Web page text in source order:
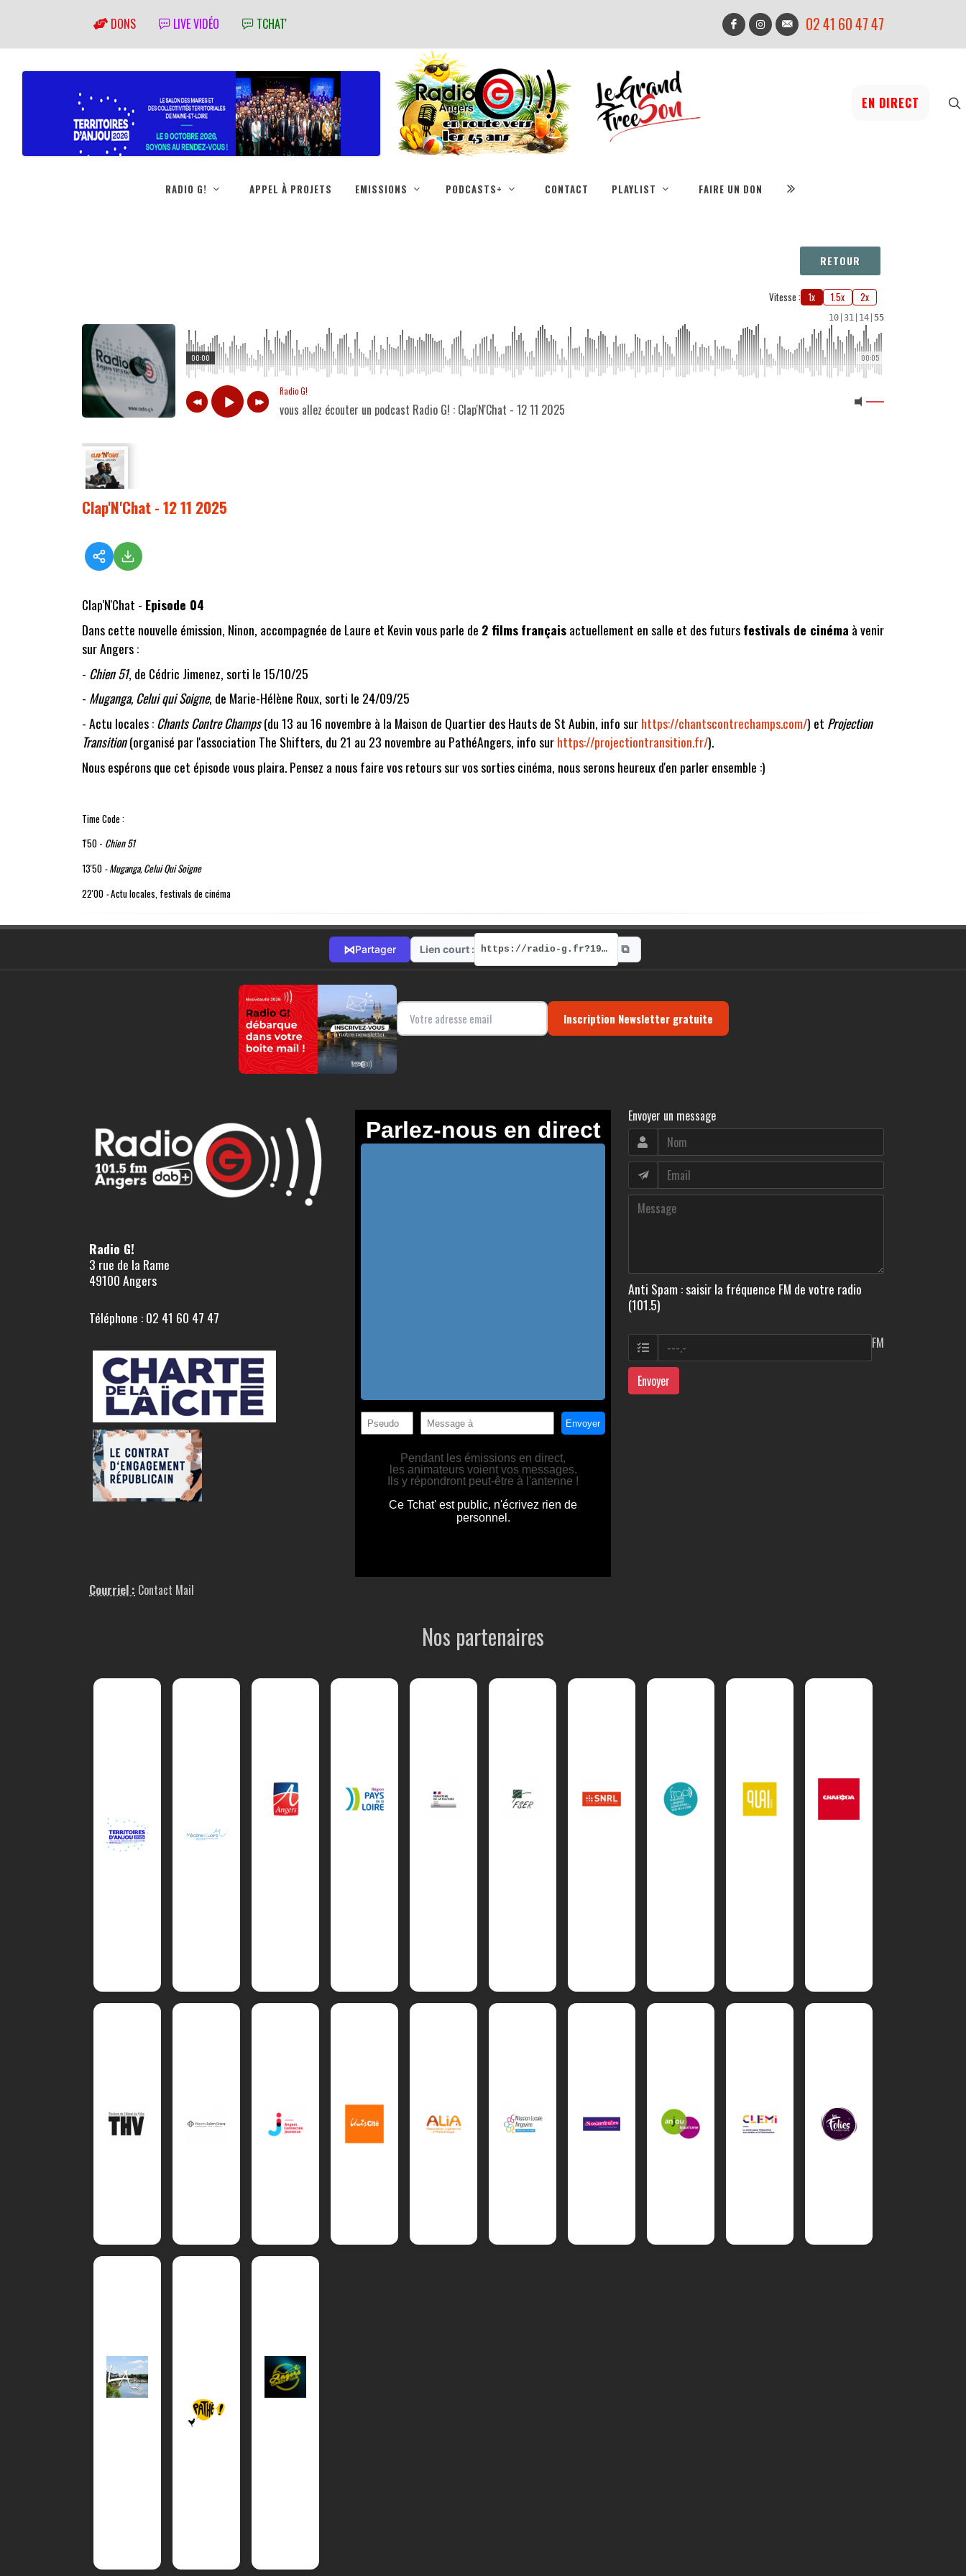
DONS LIVE VIDÉO TCHAT' 02 41 60 47 47
EN DIRECT
RADIO G! APPEL À PROJETS EMISSIONS PODCASTS+ CONTACT PLAYLIST FAIRE UN DON
RETOUR
Vitesse : 1x 1.5x 2x
10 31 14 55
00:05
00:00
Radio G!
vous allez écouter un podcast Radio G! : Clap'N'Chat - 12 11 2025
Clap'N'Chat - 12 11 2025
Clap'N'Chat - Episode 04
Dans cette nouvelle émission, Ninon, accompagnée de Laure et Kevin vous parle de 2 filmsfrançaisactuellement en salle et des futursfestivals de cinéma à venir
sur Angers :
- Chien 51, de Cédric Jimenez, sorti le 15/10/25
- Muganga, Celui qui Soigne, de Marie-Hélène Roux, sorti le 24/09/25
- Actu locales :Chants Contre Champs(du 13 au 16 novembre à la Maison de Quartier des Hauts de St Aubin, info surhttps://chantscontrechamps.com/) et Projection
Transition(organisé par l'association The Shifters, du 21 au 23 novembre au PathéAngers, info surhttps://projectiontransition.fr/).
Nous espérons que cet épisode vous plaira. Pensez a nous faire vos retours sur vos sorties cinéma, nous serons heureux d'en parler ensemble :)
Time Code :
1'50 - Chien 51
13'50 - Muganga, Celui Qui Soigne
22'00 -Actu locales, festivals de cinéma
⋈Partager Lien court : https://radio-g.fr?19338 ⧉
Inscription Newsletter gratuite
Radio G!
3 rue de la Rame
49100 Angers
Téléphone : 02 41 60 47 47
Courriel : Contact Mail
Envoyer un message
Anti Spam : saisir la fréquence FM de votre radio
(101.5)
FM
Envoyer
Nos partenaires